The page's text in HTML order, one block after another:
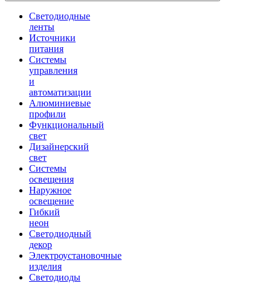
Светодиодные
ленты
Источники
питания
Системы
управления
и
автоматизации
Алюминиевые
профили
Функциональный
свет
Дизайнерский
свет
Системы
освещения
Наружное
освещение
Гибкий
неон
Светодиодный
декор
Электроустановочные
изделия
Светодиоды